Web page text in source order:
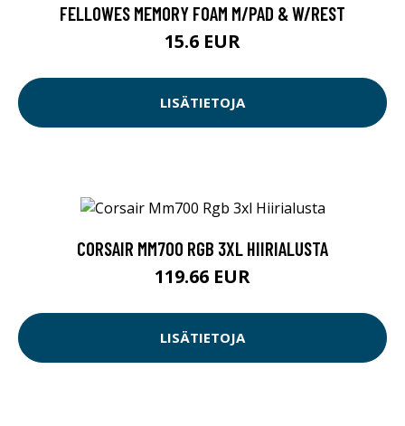
FELLOWES MEMORY FOAM M/PAD & W/REST
15.6 EUR
LISÄTIETOJA
CORSAIR MM700 RGB 3XL HIIRIALUSTA
119.66 EUR
LISÄTIETOJA